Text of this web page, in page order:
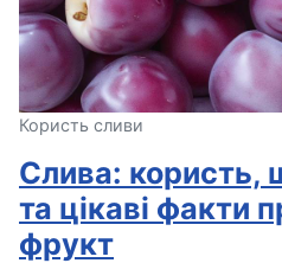
Користь сливи
Слива: користь,
та цікаві факти
фрукт